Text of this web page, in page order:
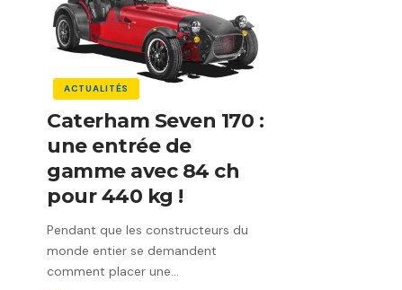
ACTUALITÉS
Caterham Seven 170 :
une entrée de
gamme avec 84 ch
pour 440 kg !
Pendant que les constructeurs du
monde entier se demandent
comment placer une…